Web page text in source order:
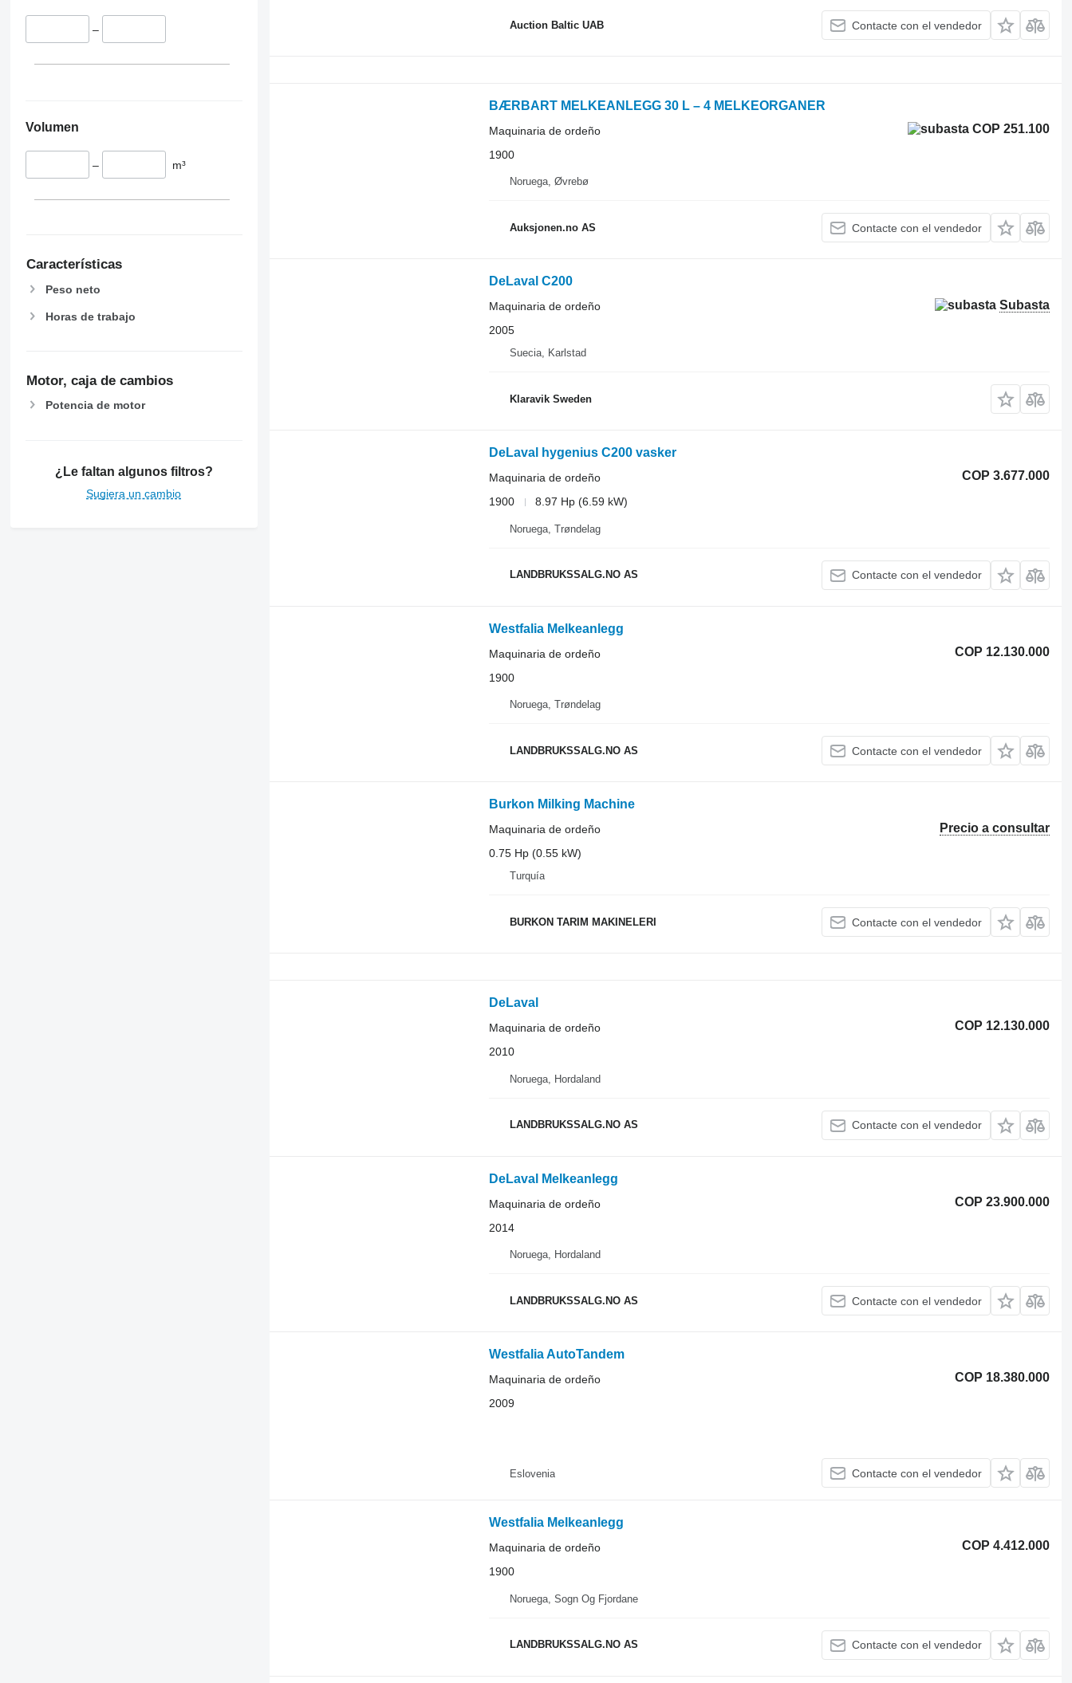
–
Volumen
– m³
Características
Peso neto
Horas de trabajo
Motor, caja de cambios
Potencia de motor
¿Le faltan algunos filtros?
Sugiera un cambio
Auction Baltic UAB Contacte con el vendedor
BÆRBART MELKEANLEGG 30 L – 4 MELKEORGANER
COP 251.100
Maquinaria de ordeño
1900
Noruega, Øvrebø
Auksjonen.no AS Contacte con el vendedor
DeLaval C200
Subasta
Maquinaria de ordeño
2005
Suecia, Karlstad
Klaravik Sweden
DeLaval hygenius C200 vasker
COP 3.677.000
Maquinaria de ordeño
1900
8.97 Hp (6.59 kW)
Noruega, Trøndelag
LANDBRUKSSALG.NO AS Contacte con el vendedor
Westfalia Melkeanlegg
COP 12.130.000
Maquinaria de ordeño
1900
Noruega, Trøndelag
LANDBRUKSSALG.NO AS Contacte con el vendedor
Burkon Milking Machine
Precio a consultar
Maquinaria de ordeño
0.75 Hp (0.55 kW)
Turquía
BURKON TARIM MAKINELERI Contacte con el vendedor
DeLaval
COP 12.130.000
Maquinaria de ordeño
2010
Noruega, Hordaland
LANDBRUKSSALG.NO AS Contacte con el vendedor
DeLaval Melkeanlegg
COP 23.900.000
Maquinaria de ordeño
2014
Noruega, Hordaland
LANDBRUKSSALG.NO AS Contacte con el vendedor
Westfalia AutoTandem
COP 18.380.000
Maquinaria de ordeño
2009
Eslovenia Contacte con el vendedor
Westfalia Melkeanlegg
COP 4.412.000
Maquinaria de ordeño
1900
Noruega, Sogn Og Fjordane
LANDBRUKSSALG.NO AS Contacte con el vendedor